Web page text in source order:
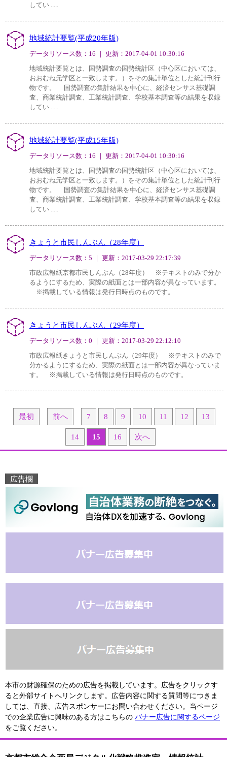
してい .....
地域統計要覧(平成20年版)
データリソース数：16 ｜ 更新：2017-04-01 10:30:16
地域統計要覧とは、国勢調査の国勢統計区（中心区においては、
おおむね元学区と一致します。）をその集計単位とした統計刊行
物です。 国勢調査の集計結果を中心に、経済センサス基礎調
査、商業統計調査、工業統計調査、学校基本調査等の結果を収録
してい .....
地域統計要覧(平成15年版)
データリソース数：16 ｜ 更新：2017-04-01 10:30:16
地域統計要覧とは、国勢調査の国勢統計区（中心区においては、
おおむね元学区と一致します。）をその集計単位とした統計刊行
物です。 国勢調査の集計結果を中心に、経済センサス基礎調
査、商業統計調査、工業統計調査、学校基本調査等の結果を収録
してい .....
きょうと市民しんぶん（28年度）
データリソース数：5 ｜ 更新：2017-03-29 22:17:39
市政広報紙京都市民しんぶん（28年度） ※テキストのみで分か
るようにするため、実際の紙面とは一部内容が異なっています。
※掲載している情報は発行日時点のものです。
きょうと市民しんぶん（29年度）
データリソース数：0 ｜ 更新：2017-03-29 22:12:10
市政広報紙きょうと市民しんぶん（29年度） ※テキストのみで
分かるようにするため、実際の紙面とは一部内容が異なっていま
す。 ※掲載している情報は発行日時点のものです。
最初 前へ 7 8 9 10 11 12 13
14 15 16 次へ
広告欄
本市の財源確保のための広告を掲載しています。広告をクリックす
ると外部サイトへリンクします。広告内容に関する質問等につきま
しては、直接、広告スポンサーにお問い合わせください。当ページ
での企業広告に興味のある方はこちらの バナー広告に関するページ
をご覧ください。